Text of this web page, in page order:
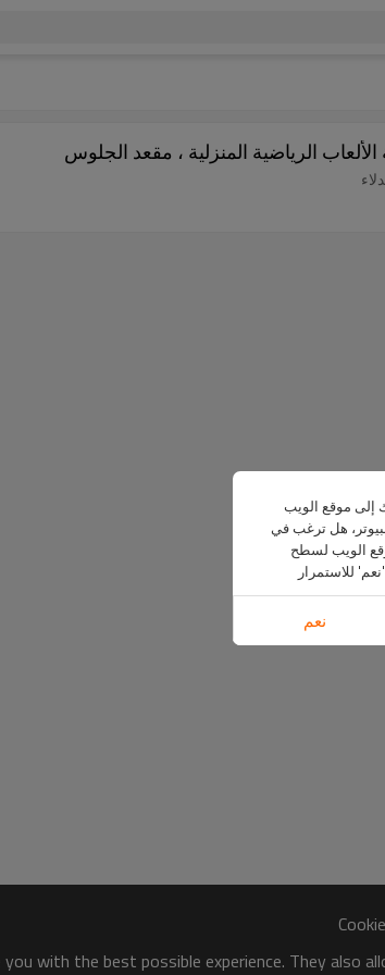
الرياضية المنزلية ، مقعد الجلوس
with the best possible experience. They also
موقع الويب
هل ترغب في
الويب لسطح
للاستمرار
نعم